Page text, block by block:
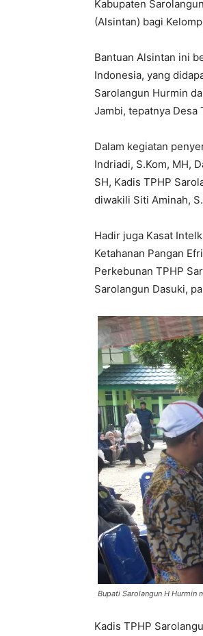
Kabupaten
(Alsintan) bagi
Bantuan Alsintan ini
Indonesia, yang
Sarolangun Hurmin
Jambi, tepatnya Desa
Dalam kegiatan
Indriadi, S.Kom, MH,
SH, Kadis TPHP
diwakili Siti Aminah,
Hadir juga Kasat
Ketahanan Pangan
Perkebunan TPHP
Sarolangun Dasuki,
Bupati Sarolangun H Hurmin
Kadis TPHP